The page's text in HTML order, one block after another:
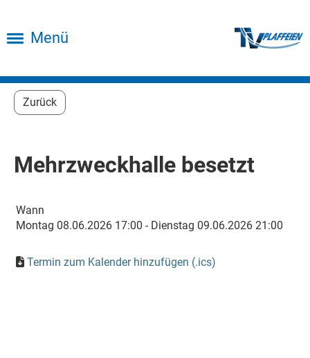
Menü
Zurück
Mehrzweckhalle besetzt
Wann
Montag 08.06.2026 17:00 - Dienstag 09.06.2026 21:00
Termin zum Kalender hinzufügen (.ics)